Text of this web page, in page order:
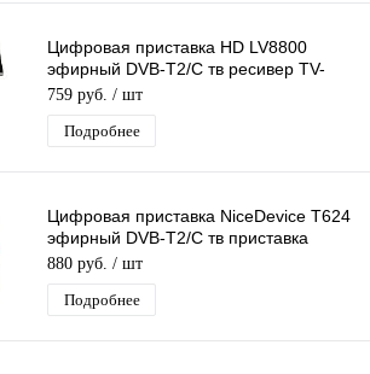
Цифровая приставка HD LV8800
эфирный DVB-T2/C тв ресивер TV-
тюнер бесплатного тв, медиаплеер
759 руб. / шт
Подробнее
Цифровая приставка NiceDevice T624
эфирный DVB-T2/C тв приставка
бесплатное тв тюнер медиаплеер
880 руб. / шт
Подробнее